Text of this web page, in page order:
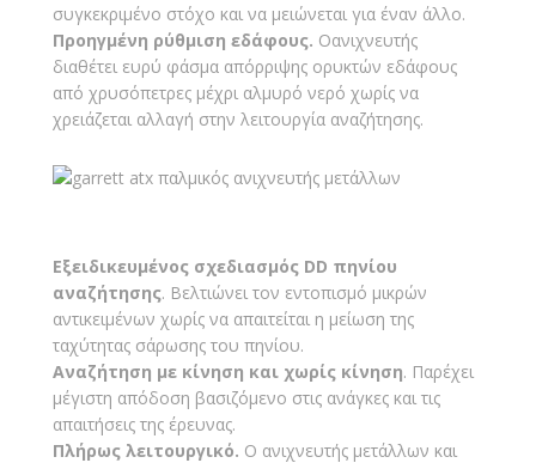
συγκεκριμένο στόχο και να μειώνεται για έναν άλλο.
Προηγμένη ρύθμιση εδάφους. Οανιχνευτής
διαθέτει ευρύ φάσμα απόρριψης ορυκτών εδάφους
από χρυσόπετρες μέχρι αλμυρό νερό χωρίς να
χρειάζεται αλλαγή στην λειτουργία αναζήτησης.
Εξειδικευμένος σχεδιασμός DD πηνίου
αναζήτησης. Βελτιώνει τον εντοπισμό μικρών
αντικειμένων χωρίς να απαιτείται η μείωση της
ταχύτητας σάρωσης του πηνίου.
Αναζήτηση με κίνηση και χωρίς κίνηση. Παρέχει
μέγιστη απόδοση βασιζόμενο στις ανάγκες και τις
απαιτήσεις της έρευνας.
Πλήρως λειτουργικό. Ο ανιχνευτής μετάλλων και